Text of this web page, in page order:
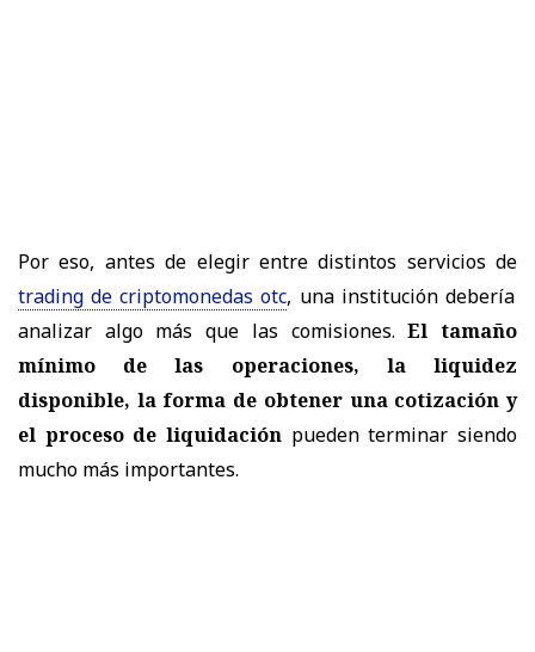
Por eso, antes de elegir entre distintos servicios de
trading de criptomonedas otc, una institución debería
analizar algo más que las comisiones.El tamaño
mínimo de las operaciones, la liquidez
disponible, la forma de obtener una cotización y
el proceso de liquidación pueden terminar siendo
mucho más importantes.